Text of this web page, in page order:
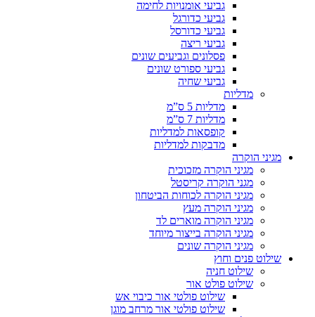
גביעי אומנויות לחימה
גביעי כדורגל
גביעי כדורסל
גביעי ריצה
פסלונים וגביעים שונים
גביעי ספורט שונים
גביעי שחיה
מדליות
מדליות 5 ס”מ
מדליות 7 ס”מ
קופסאות למדליות
מדבקות למדליות
מגיני הוקרה
מגיני הוקרה מזכוכית
מגני הוקרה קריסטל
מגיני הוקרה לכוחות הביטחון
מגיני הוקרה מעץ
מגיני הוקרה מוארים לד
מגיני הוקרה בייצור מיוחד
מגיני הוקרה שונים
שילוט פנים וחוץ
שילוט חניה
שילוט פולט אור
שילוט פולטי אור כיבוי אש
שילוט פולטי אור מרחב מוגן